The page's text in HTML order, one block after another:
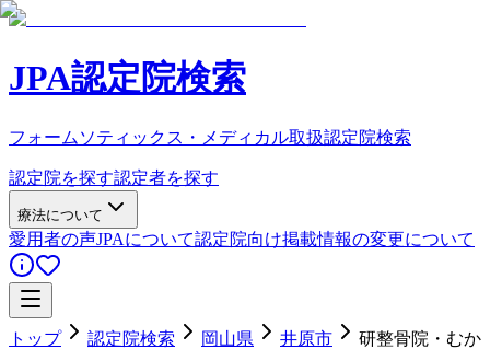
JPA認定院検索
フォームソティックス・メディカル取扱認定院検索
認定院を探す認定者を探す
療法について
愛用者の声JPAについて認定院向け掲載情報の変更について
トップ 認定院検索 岡山県 井原市
研整骨院・むか